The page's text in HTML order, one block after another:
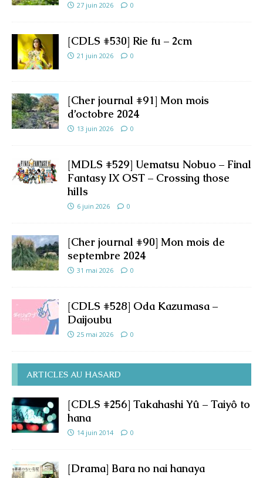
27 juin 2026 0
[CDLS #530] Rie fu – 2cm
21 juin 2026 0
[Cher journal #91] Mon mois
d’octobre 2024
13 juin 2026 0
[MDLS #529] Uematsu Nobuo – Final
Fantasy IX OST – Crossing those
hills
6 juin 2026 0
[Cher journal #90] Mon mois de
septembre 2024
31 mai 2026 0
[CDLS #528] Oda Kazumasa –
Daijoubu
25 mai 2026 0
ARTICLES AU HASARD
[CDLS #256] Takahashi Yû – Taiyô to
hana
14 juin 2014 0
[Drama] Bara no nai hanaya